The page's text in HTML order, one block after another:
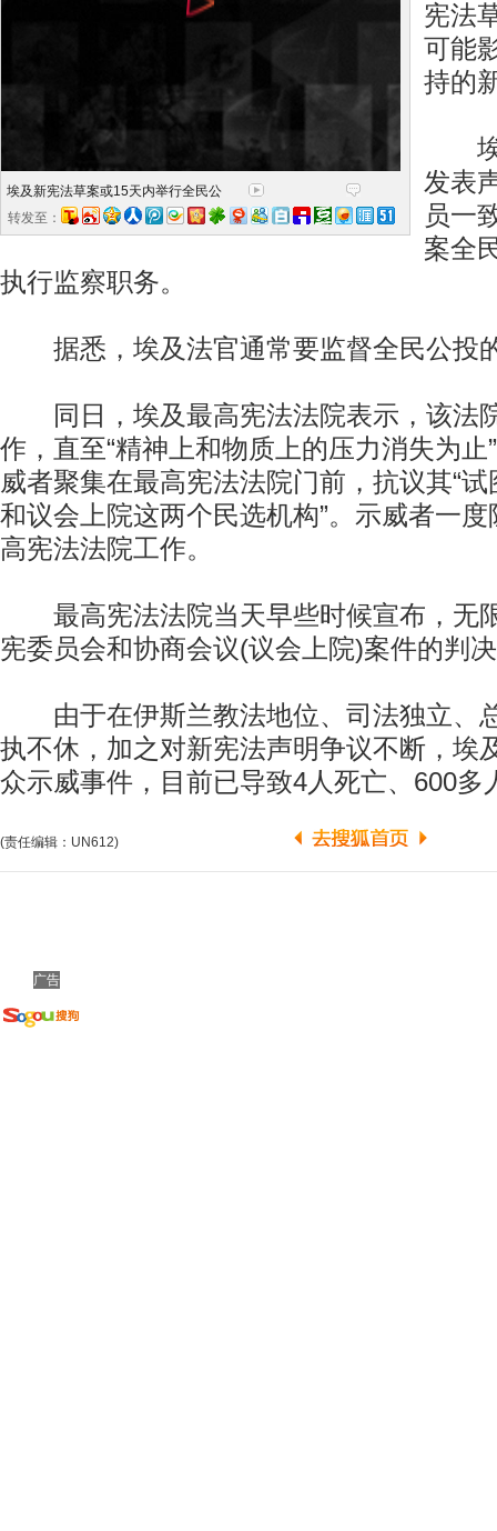
埃及新宪法草案或15天内举行全民公
转发至：
宪法
可能
持的
埃
发表
员一
案全
执行监察职务。
据悉，埃及法官通常要监督全民公投
同日，埃及最高宪法法院表示，该法
作，直至“精神上和物质上的压力消失为止
威者聚集在最高宪法法院门前，抗议其“
和议会上院这两个民选机构”。示威者一
高宪法法院工作。
最高宪法法院当天早些时候宣布，无
宪委员会和协商会议(议会上院)案件的判
由于在伊斯兰教法地位、司法独立、
执不休，加之对新宪法声明争议不断，埃
众示威事件，目前已导致4人死亡、600多
(责任编辑：UN612)
广告